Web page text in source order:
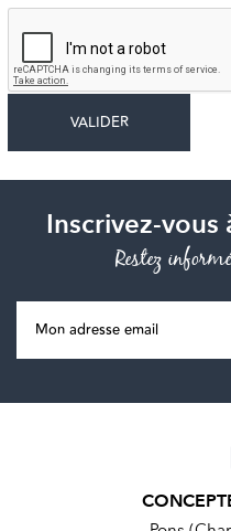
Inscrivez-
Restez